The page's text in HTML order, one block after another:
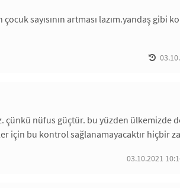
sayısının artması lazım.yandaş gibi
nüfus güçtür. bu yüzden ülkemizde
için bu kontrol sağlanamayacaktır hiçbir
03.10.2021